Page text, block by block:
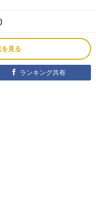
見る
ランキング共有